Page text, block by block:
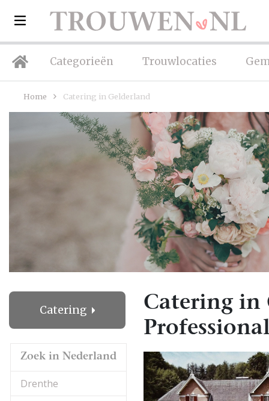
Categorieën Trouwlocaties
Home Catering in Gelderland
Catering
Zoek in Nederland
Drenthe
Catering in